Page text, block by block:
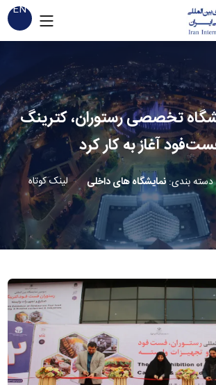
EN
تخصصی رستوران، کترینگ
آغاز به کار کرد
دسته بندی:نمایشگاه های داخلی لینک کوتاه